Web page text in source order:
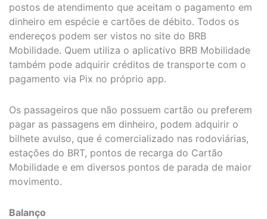
postos de atendimento que aceitam o pagamento em
dinheiro em espécie e cartões de débito. Todos os
endereços podem ser vistos no site do BRB
Mobilidade. Quem utiliza o aplicativo BRB Mobilidade
também pode adquirir créditos de transporte com o
pagamento via Pix no próprio app.
Os passageiros que não possuem cartão ou preferem
pagar as passagens em dinheiro, podem adquirir o
bilhete avulso, que é comercializado nas rodoviárias,
estações do BRT, pontos de recarga do Cartão
Mobilidade e em diversos pontos de parada de maior
movimento.
Balanço